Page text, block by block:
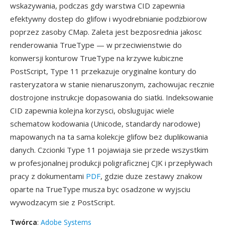
wskazywania, podczas gdy warstwa CID zapewnia
efektywny dostep do glifow i wyodrebnianie podzbiorow
poprzez zasoby CMap. Zaleta jest bezposrednia jakosc
renderowania TrueType — w przeciwienstwie do
konwersji konturow TrueType na krzywe kubiczne
PostScript, Type 11 przekazuje oryginalne kontury do
rasteryzatora w stanie nienaruszonym, zachowujac recznie
dostrojone instrukcje dopasowania do siatki. Indeksowanie
CID zapewnia kolejna korzysci, obslugujac wiele
schematow kodowania (Unicode, standardy narodowe)
mapowanych na ta sama kolekcje glifow bez duplikowania
danych. Czcionki Type 11 pojawiaja sie przede wszystkim
w profesjonalnej produkcji poligraficznej CJK i przepływach
pracy z dokumentami PDF, gdzie duze zestawy znakow
oparte na TrueType musza byc osadzone w wyjsciu
wywodzacym sie z PostScript.
Twórca: Adobe Systems